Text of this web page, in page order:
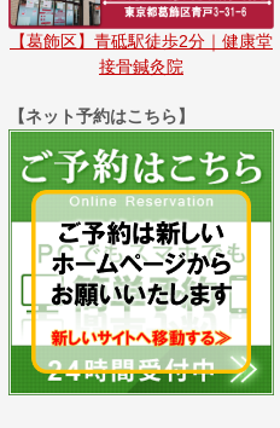
【葛飾区】青砥駅徒歩2分｜健康堂
接骨鍼灸院
【ネット予約はこちら】